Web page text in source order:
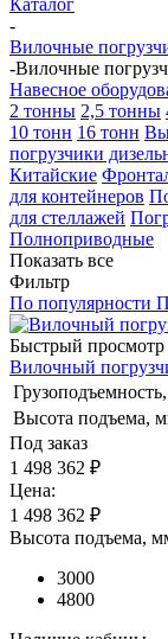
-
Вилочные
-Вилочные
Навесное
2 тонны 2,5 тонны
10 тонн 16 тонн
погрузчики
Китайские
для контейнеров
для стеллажей
Полноприводные
Показать все
Фильтр
По популярности
Быстрый просмотр
Вилочный
Высота подъема,
Под заказ
1 498 362 ₽
Цена:
1 498 362 ₽
Высота подъема,
3000
4800